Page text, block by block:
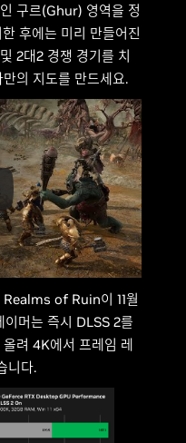
구르(Ghur) 영역을 정
후에는 미리 만들어진
2대2 경쟁 경기를 치
의 지도를 만드세요.
of Ruin이 11월
머는 즉시 DLSS 2를
려 4K에서 프레임 레
니다.